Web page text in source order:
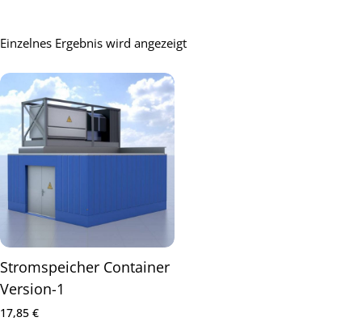
Einzelnes Ergebnis wird angezeigt
Stromspeicher Container
Version-1
17,85 €